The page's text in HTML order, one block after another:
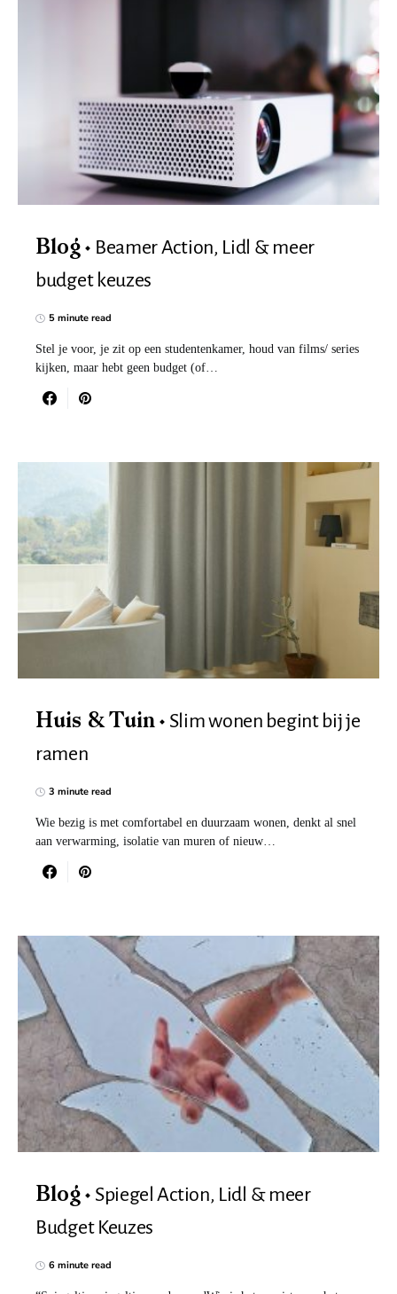
Blog
Beamer Action, Lidl & meer
budget keuzes
5 minute read
Stel je voor, je zit op een studentenkamer, houd van films/ series
kijken, maar hebt geen budget (of…
Huis & Tuin
Slim wonen begint bij je
ramen
3 minute read
Wie bezig is met comfortabel en duurzaam wonen, denkt al snel
aan verwarming, isolatie van muren of nieuw…
Blog
Spiegel Action, Lidl & meer
Budget Keuzes
6 minute read